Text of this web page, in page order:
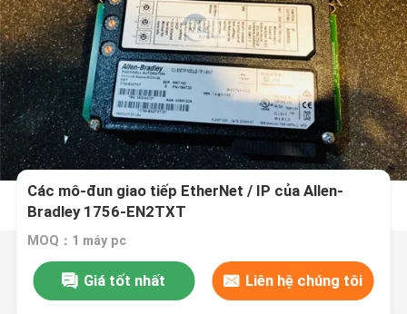
Các mô-đun giao tiếp EtherNet / IP của Allen-
Bradley 1756-EN2TXT
MOQ：1 máy pc
Giá tốt nhất Liên hệ chúng tôi